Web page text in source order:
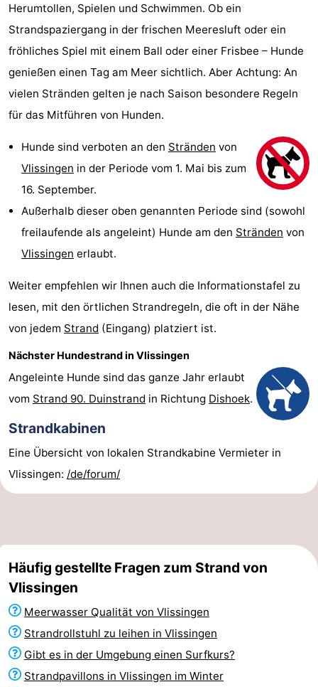
Herumtollen, Spielen und Schwimmen. Ob ein
Strandspaziergang in der frischen Meeresluft oder ein
fröhliches Spiel mit einem Ball oder einer Frisbee – Hunde
genießen einen Tag am Meer sichtlich. Aber Achtung: An
vielen Stränden gelten je nach Saison besondere Regeln
für das Mitführen von Hunden.
Hunde sind verboten an den Stränden von
Vlissingen in der Periode vom 1. Mai bis zum
16. September.
Außerhalb dieser oben genannten Periode sind (sowohl
freilaufende als angeleint) Hunde am den Stränden von
Vlissingen erlaubt.
Weiter empfehlen wir Ihnen auch die Informationstafel zu
lesen, mit den örtlichen Strandregeln, die oft in der Nähe
von jedem Strand (Eingang) platziert ist.
Nächster Hundestrand in Vlissingen
Angeleinte Hunde sind das ganze Jahr erlaubt
vom Strand 90. Duinstrand in Richtung Dishoek.
Strandkabinen
Eine Übersicht von lokalen Strandkabine Vermieter in
Vlissingen: /de/forum/
Häufig gestellte Fragen zum Strand von
Vlissingen
Meerwasser Qualität von Vlissingen
Strandrollstuhl zu leihen in Vlissingen
Gibt es in der Umgebung einen Surfkurs?
Strandpavillons in Vlissingen im Winter